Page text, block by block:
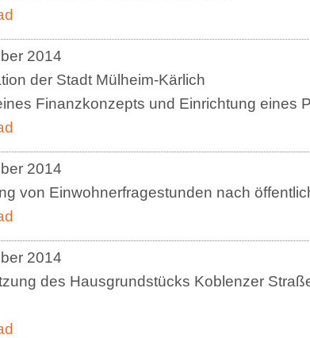
2014
der Stadt Mülheim-Kärlich
Finanzkonzepts und Einrichtung eines
2014
von Einwohnerfragestunden nach
2014
des Hausgrundstücks Koblenzer